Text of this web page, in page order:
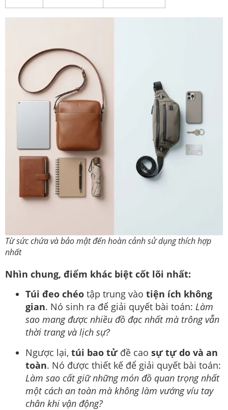
Từ sức chứa và bảo mật đến hoàn cảnh sử dụng thích hợp
nhất
Nhìn chung, điểm khác biệt cốt lõi nhất:
Túi đeo chéo tập trung vào tiện ích không
gian. Nó sinh ra để giải quyết bài toán: Làm
sao mang được nhiều đồ đạc nhất mà trông vẫn
thời trang và lịch sự?
Ngược lại, túi bao tửđề cao sự tự do và an
toàn. Nó được thiết kế để giải quyết bài toán:
Làm sao cất giữ những món đồ quan trọng nhất
một cách an toàn mà không làm vướng víu tay
chân khi vận động?